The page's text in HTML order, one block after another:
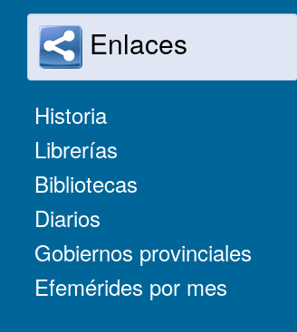
Enlaces
Historia
Librerías
Bibliotecas
Diarios
Gobiernos provinciales
Efemérides por mes